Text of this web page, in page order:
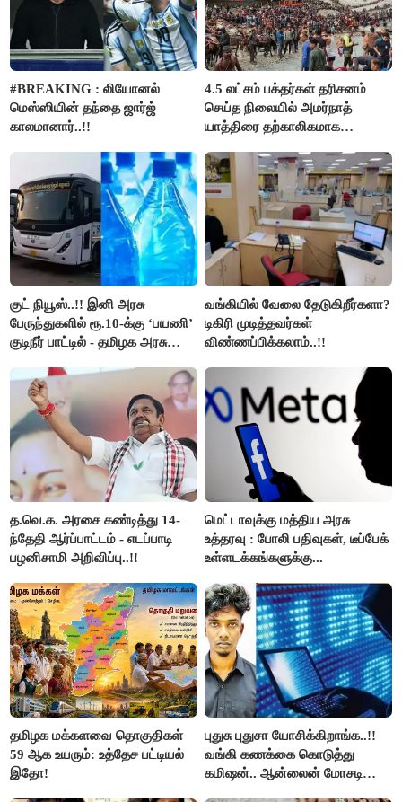
#BREAKING : லியோனல்
மெஸ்ஸியின் தந்தை ஜார்ஜ்
காலமானார்..!!
4.5 லட்சம் பக்தர்கள் தரிசனம்
செய்த நிலையில் அமர்நாத்
யாத்திரை தற்காலிகமாக
குட் நியூஸ்..!! இனி அரசு
பேருந்துகளில் ரூ.10-க்கு ‘பயணி’
குடிநீர் பாட்டில் - தமிழக அரசு
வங்கியில் வேலை தேடுகிறீர்களா?
டிகிரி முடித்தவர்கள்
விண்ணப்பிக்கலாம்..!!
த.வெ.க. அரசை கண்டித்து 14-
ந்தேதி ஆர்ப்பாட்டம் - எடப்பாடி
பழனிசாமி அறிவிப்பு..!!
மெட்டாவுக்கு மத்திய அரசு
உத்தரவு : போலி பதிவுகள், டீப்பேக்
உள்ளடக்கங்களுக்கு...
தமிழக மக்களவை தொகுதிகள்
59 ஆக உயரும்: உத்தேச பட்டியல்
இதோ!
புதுசு புதுசா யோசிக்கிறாங்க..!!
வங்கி கணக்கை கொடுத்து
கமிஷன்.. ஆன்லைன் மோசடி